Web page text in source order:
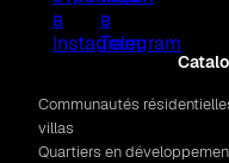
Communautés
villas
Quartiers en